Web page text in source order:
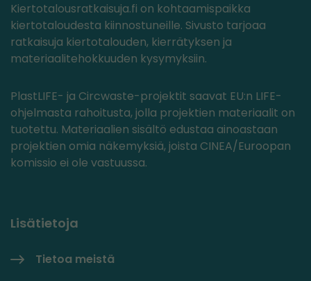
Kiertotalousratkaisuja.fi on kohtaamispaikka
kiertotaloudesta kiinnostuneille. Sivusto tarjoaa
ratkaisuja kiertotalouden, kierrätyksen ja
materiaalitehokkuuden kysymyksiin.
PlastLIFE- ja Circwaste-projektit saavat EU:n LIFE-
ohjelmasta rahoitusta, jolla projektien materiaalit on
tuotettu. Materiaalien sisältö edustaa ainoastaan
projektien omia näkemyksiä, joista CINEA/Euroopan
komissio ei ole vastuussa.
Lisätietoja
Tietoa meistä